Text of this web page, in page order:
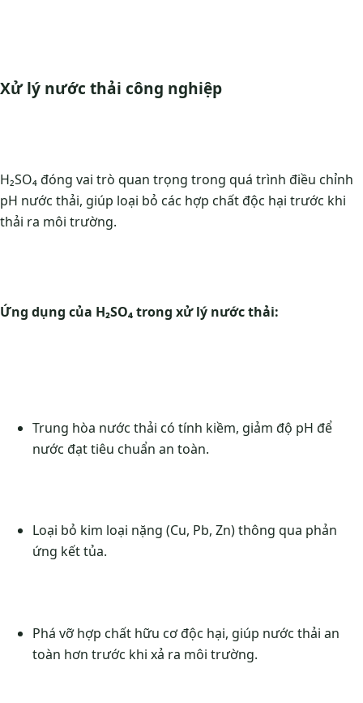
Xử lý nước thải công nghiệp
H₂SO₄ đóng vai trò quan trọng trong quá trình điều chỉnh
pH nước thải, giúp loại bỏ các hợp chất độc hại trước khi
thải ra môi trường.
Ứng dụng của H₂SO₄ trong xử lý nước thải:
Trung hòa nước thải có tính kiềm, giảm độ pH để
nước đạt tiêu chuẩn an toàn.
Loại bỏ kim loại nặng (Cu, Pb, Zn) thông qua phản
ứng kết tủa.
Phá vỡ hợp chất hữu cơ độc hại, giúp nước thải an
toàn hơn trước khi xả ra môi trường.